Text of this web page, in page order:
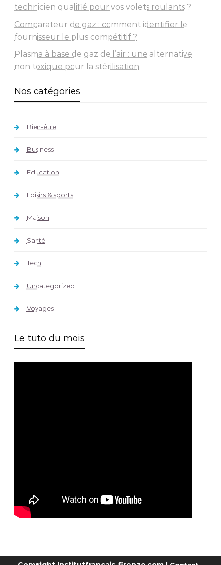
technicien qualifié pour vos volets roulants ?
Comparateur de gaz : comment identifier le
fournisseur le plus compétitif ?
Plasma à base de gaz de l’air : une alternative
non toxique pour la stérilisation
Nos catégories
Bien-être
Business
Education
Loisirs & sports
Maison
Santé
Tech
Uncategorized
Voyages
Le tuto du mois